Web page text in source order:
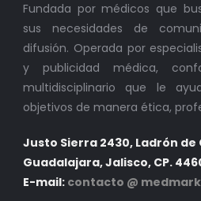
Fundada por médicos que
sus necesidades de
difusión. Operada por
y publicidad médica,
multidisciplinario que le
objetivos de manera ética,
Justo Sierra 2430, Ladrón de
Guadalajara, Jalisco, CP.
E-mail: contacto @